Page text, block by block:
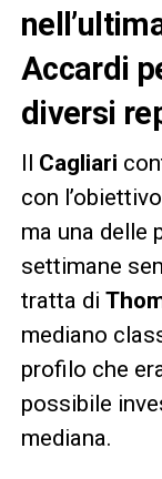
Accardi
diversi
Il Cagliari
con
ma una delle
settimane
tratta di
mediano
profilo che
possibile
mediana.